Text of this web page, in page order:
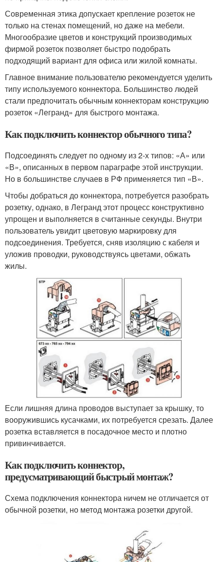
Современная этика допускает крепление розеток не
только на стенах помещений, но даже на мебели.
Многообразие цветов и конструкций производимых
фирмой розеток позволяет быстро подобрать
подходящий вариант для офиса или жилой комнаты.
Главное внимание пользователю рекомендуется уделить
типу используемого коннектора. Большинство людей
стали предпочитать обычным коннекторам конструкцию
розеток «Легранд» для быстрого монтажа.
Как подключить коннектор обычного типа?
Подсоединять следует по одному из 2-х типов: «А» или
«В», описанных в первом параграфе этой инструкции.
Но в большинстве случаев в РФ применяется тип «В».
Чтобы добраться до коннектора, потребуется разобрать
розетку, однако, в Легранд этот процесс конструктивно
упрощен и выполняется в считанные секунды. Внутри
пользователь увидит цветовую маркировку для
подсоединения. Требуется, сняв изоляцию с кабеля и
уложив проводки, руководствуясь цветами, обжать
жилы.
Если лишняя длина проводов выступает за крышку, то
вооружившись кусачками, их потребуется срезать. Далее
розетка вставляется в посадочное место и плотно
привинчивается.
Как подключить коннектор,
предусматривающий быстрый монтаж?
Схема подключения коннектора ничем не отличается от
обычной розетки, но метод монтажа розетки другой.